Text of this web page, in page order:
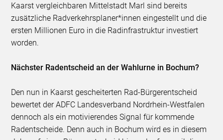
Kaarst vergleichbaren Mittelstadt Marl sind bereits
zusätzliche Radverkehrsplaner*innen eingestellt und die
ersten Millionen Euro in die Radinfrastruktur investiert
worden.
Nächster Radentscheid an der Wahlurne in Bochum?
Den nun in Kaarst gescheiterten Rad-Bürgerentscheid
bewertet der ADFC Landesverband Nordrhein-Westfalen
dennoch als ein motivierendes Signal für kommende
Radentscheide. Denn auch in Bochum wird es in diesem